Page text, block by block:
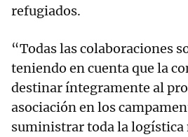
refugiados.
“Todas las colaboraciones
teniendo en cuenta que la
destinar íntegramente al
asociación en los
suministrar toda la logística